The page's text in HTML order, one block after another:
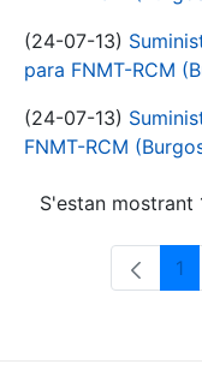
(24-07-13)
para FNMT-RCM
(24-07-13)
FNMT-RCM
S'estan mostrant
1